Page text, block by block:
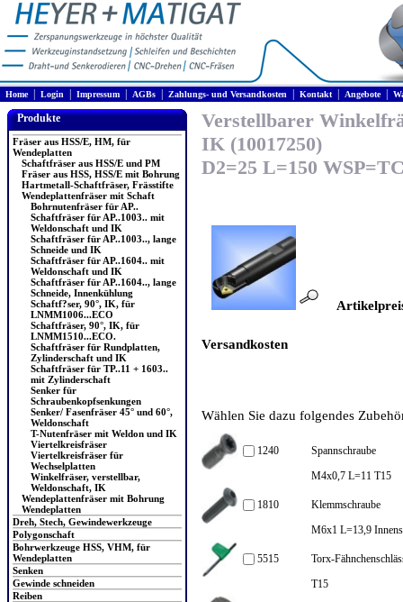
Home| Login Impressum AGBs Zahlungs- und Versandkosten Kontakt| Angebote|
Produkte
Fräser aus HSS/E, HM, für
Wendeplatten
Schaftfräser aus HSS/E und PM
Fräser aus HSS, HSS/E mit Bohrung
Hartmetall-Schaftfräser, Frässtifte
Wendeplattenfräser mit Schaft
Bohrnutenfräser für AP..
Schaftfräser für AP..1003.. mit
Weldonschaft und IK
Schaftfräser für AP..1003.., lange
Schneide und IK
Schaftfräser für AP..1604.. mit
Weldonschaft und IK
Schaftfräser für AP..1604.., lange
Schneide, Innenkühlung
Schaftf?ser, 90°, IK, für
LNMM1006...ECO
Schaftfräser, 90°, IK, für
LNMM1510...ECO.
Schaftfräser für Rundplatten,
Zylinderschaft und IK
Schaftfräser für TP..11 + 1603..
mit Zylinderschaft
Senker für
Schraubenkopfsenkungen
Senker/ Fasenfräser 45° und 60°,
Weldonschaft
T-Nutenfräser mit Weldon und IK
Viertelkreisfräser
Viertelkreisfräser für
Wechselplatten
Winkelfräser, verstellbar,
Weldonschaft, IK
Wendeplattenfräser mit Bohrung
Wendeplatten
Dreh, Stech, Gewindewerkzeuge
Polygonschaft
Bohrwerkzeuge HSS, VHM, für
Wendeplatten
Senken
Gewinde schneiden
Reiben
Verstellbarer
IK (10017250)
D2=25 L=150
Versandkosten
Wählen Sie dazu folgendes
1240
Spannschraube
M4x0,7 L=11 T15
1810
Klemmschraube
M6x1 L=13,9
5515
Torx-
T15